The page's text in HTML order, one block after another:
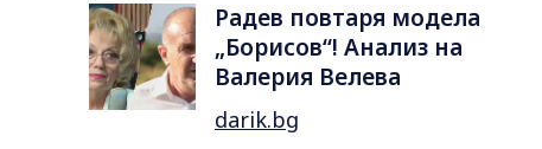
Радев повтаря модела
„Борисов“! Анализ на
Валерия Велева
darik.bg